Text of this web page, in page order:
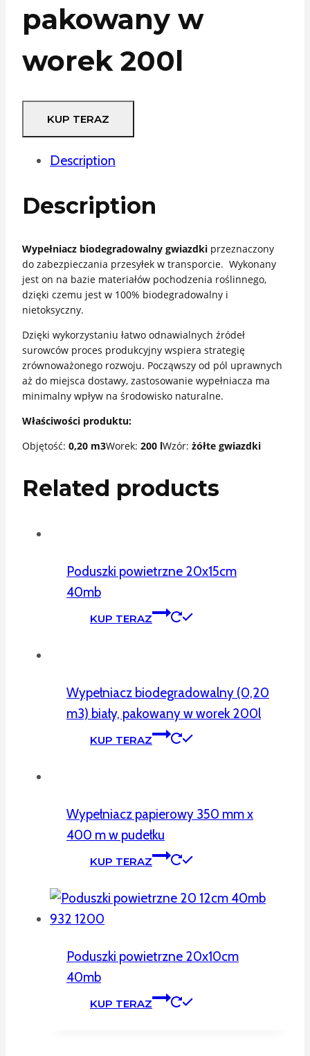
pakowany w
worek 200l
KUP TERAZ
Description
Description
Wypełniacz biodegradowalny gwiazdki przeznaczony
do zabezpieczania przesyłek w transporcie. Wykonany
jest on na bazie materiałów pochodzenia roślinnego,
dzięki czemu jest w 100% biodegradowalny i
nietoksyczny.
Dzięki wykorzystaniu łatwo odnawialnych źródeł
surowców proces produkcyjny wspiera strategię
zrównoważonego rozwoju. Począwszy od pól uprawnych
aż do miejsca dostawy, zastosowanie wypełniacza ma
minimalny wpływ na środowisko naturalne.
Właściwości produktu:
Objętość: 0,20 m3Worek: 200 lWzór: żółte gwiazdki
Related products
Poduszki powietrzne 20x15cm
40mb
KUP TERAZ
Wypełniacz biodegradowalny (0,20
m3) biały, pakowany w worek 200l
KUP TERAZ
Wypełniacz papierowy 350 mm x
400 m w pudełku
KUP TERAZ
Poduszki powietrzne 20x10cm
40mb
KUP TERAZ